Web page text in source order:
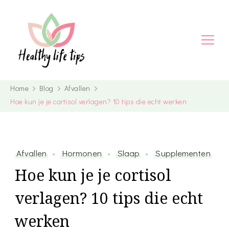
Home Blog
Afvallen
Hoe kun je je cortisol verlagen? 10 tips die echt werken
Afvallen Hormonen Slaap Supplementen
Hoe kun je je cortisol
verlagen? 10 tips die echt
werken